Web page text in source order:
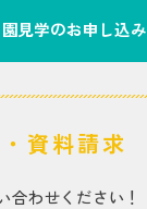
園見学のお申し込み
資料請求
合わせください！